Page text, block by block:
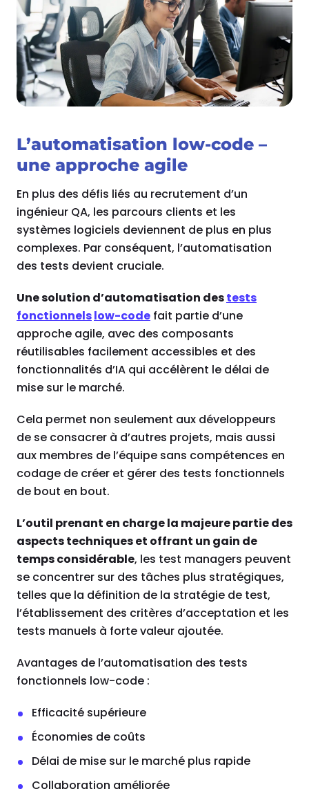
L’automatisation low-code –
une approche agile
En plus des défis liés au recrutement d’un
ingénieur QA, les parcours clients et les
systèmes logiciels deviennent de plus en plus
complexes. Par conséquent, l’automatisation
des tests devient cruciale.
Une solution d’automatisation destests
fonctionnelslow-code fait partie d’une
approche agile, avec des composants
réutilisables facilement accessibles et des
fonctionnalités d’IA qui accélèrent le délai de
mise sur le marché.
Cela permet non seulement aux développeurs
de se consacrer à d’autres projets, mais aussi
aux membres de l’équipe sans compétences en
codage de créer et gérer des tests fonctionnels
de bout en bout.
L’outil prenant en charge la majeure partie des
aspects techniques et offrant un gain de
temps considérable, les test managers peuvent
se concentrer sur des tâches plus stratégiques,
telles que la définition de la stratégie de test,
l’établissement des critères d’acceptation et les
tests manuels à forte valeur ajoutée.
Avantages de l’automatisation des tests
fonctionnels low-code :
Efficacité supérieure
Économies de coûts
Délai de mise sur le marché plus rapide
Collaboration améliorée